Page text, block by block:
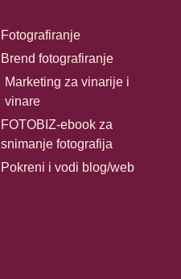
Fotografiranje
Brend fotografiranje
Marketing za vinarije i
vinare
FOTOBIZ-ebook za
snimanje fotografija
Pokreni i vodi blog/web